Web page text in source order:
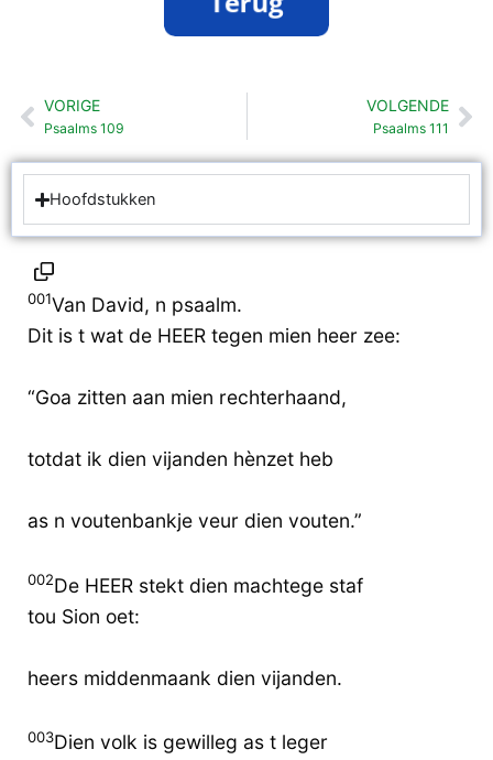
Vorige
VORIGE
Psaalms 109
VOLGENDE
Psaalms 111
Hoofdstukken
001Van David, n psaalm.
Dit is t wat de HEER tegen mien heer zee:
“Goa zitten aan mien rechterhaand,
totdat ik dien vijanden hènzet heb
as n voutenbankje veur dien vouten.”
002De HEER stekt dien machtege staf
tou Sion oet:
heers middenmaank dien vijanden.
003Dien volk is gewilleg as t leger